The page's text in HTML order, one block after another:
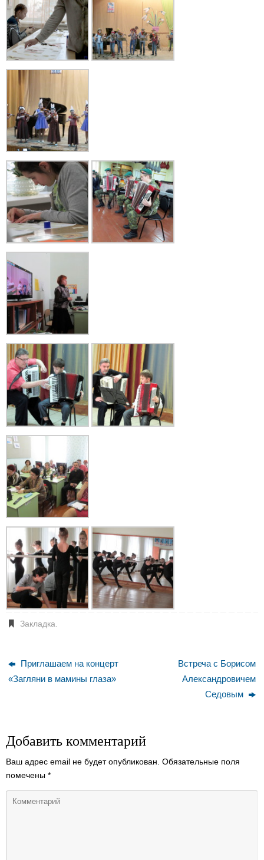
Закладка
Приглашаем на концерт
«Загляни в мамины глаза»
Встреча с Борисом
Александровичем
Седовым
Добавить комментарий
Ваш адрес email не будет опубликован. Обязательные поля
помечены *